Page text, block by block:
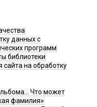
данных с
программ
библиотеки
сайта на обработку
Что может
фамилия»